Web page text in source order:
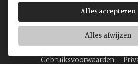
© Yvan's Jewellers
Koninginnegalerij 12-
1000 Brussel
BTW BE0862 273 976
Gebruiksvoorwaarden
Alles accepteren
Alles afwijzen